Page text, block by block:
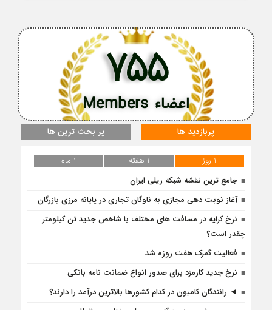
اعضاء Members
755
پربازدید ها پر بحث ترین ها
1 روز 1 هفته
1 ماه
جامع ترین نقشه شبکه ریلی ایران
آغاز نوبت دهی مجازی به ناوگان تجاری در پایانه مرزی بازرگان
نرخ کرایه در مسافت‌ های مختلف با شاخص جدید تن کیلومتر
چقدر است؟
فعالیت گمرک هفت روزه شد
نرخ جدید کارمزد برای صدور انواع ضمانت نامه بانکی
◄ رانندگان کامیون در کدام کشورها بالاترین درآمد را دارند؟